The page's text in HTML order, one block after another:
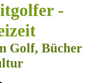
-
Golf, Bücher